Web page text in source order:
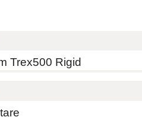
Trex500 Rigid